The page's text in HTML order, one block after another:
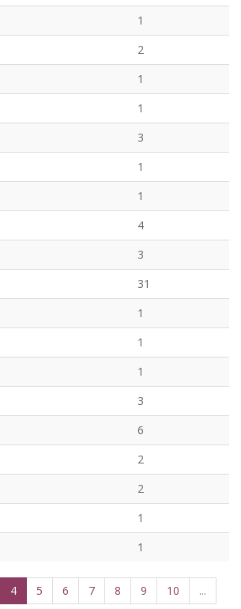
1
2
1
1
3
1
1
4
3
31
1
1
1
3
6
2
2
1
1
4 5 6 7 8 9 10 ...